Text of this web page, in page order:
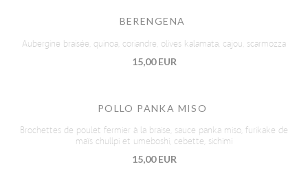
BERENGENA
Aubergine braisée, quinoa, coriandre, olives kalamata, cajou, scarmozza
15,00 EUR
POLLO PANKA MISO
Brochettes de poulet fermier à la braise, sauce panka miso, furikake de
maïs chullpi et umeboshi, cebette, sichimi
15,00 EUR